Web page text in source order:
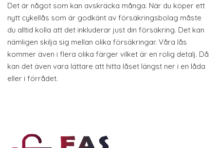
Det är något som kan avskräcka många. När du köper ett
nytt cykellås som är godkänt av försäkringsbolag måste
du alltid kolla att det inkluderar just din försäkring. Det kan
nämligen skilja sig mellan olika försäkringar. Våra lås
kommer även i flera olika färger vilket är en rolig detalj. Då
kan det även vara lättare att hitta låset längst ner i en låda
eller i förrådet.